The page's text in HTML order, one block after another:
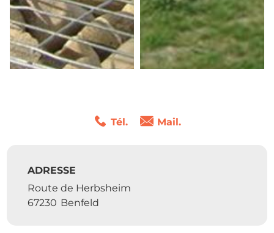
Tél. Mail.
ADRESSE
Route de Herbsheim
67230 Benfeld